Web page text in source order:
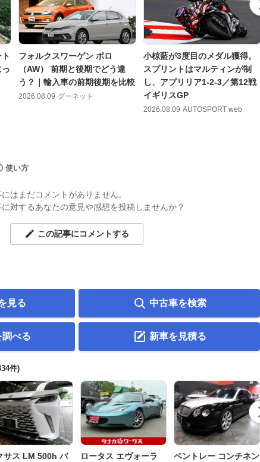
フォルクスワーゲン ポロ
（AW） 前期と後期でどう違
う？｜輸入車の前期後期を比較
2026.08.09 グーネット
小椋藍が3度目のメダル獲得。
スプリントはマルティンが制
し、アプリリア1-2-3／第12戦
イギリスGP
2026.08.09 AUTOSPORT web
使い方
はまだコメントがありません。
に対するあなたの意見や感想を投稿しませんか？
この記事にコメントする
見る 中古車を検索
べる 新車を見積る
件)
サス LM 500h バ
ロータス エヴォーラ
ベントレー コンチネン